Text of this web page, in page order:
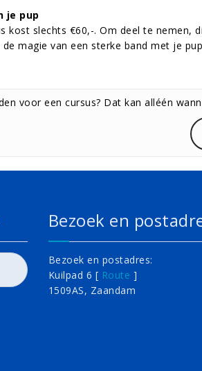
je pup
kost slechts €60,-. Om deel te nemen,
magie van een sterke band met je
voor een cursus? Dat kan alléén
Bezoek en
Bezoek en postadres:
Kuilpad 6 [ Route ]
1509AS, Zaandam